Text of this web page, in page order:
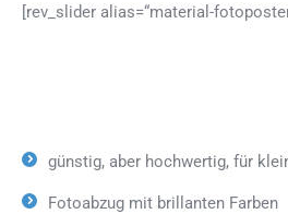
[rev_slider alias=“material-
günstig, aber hochwertig, für
Fotoabzug mit brillanten Farben